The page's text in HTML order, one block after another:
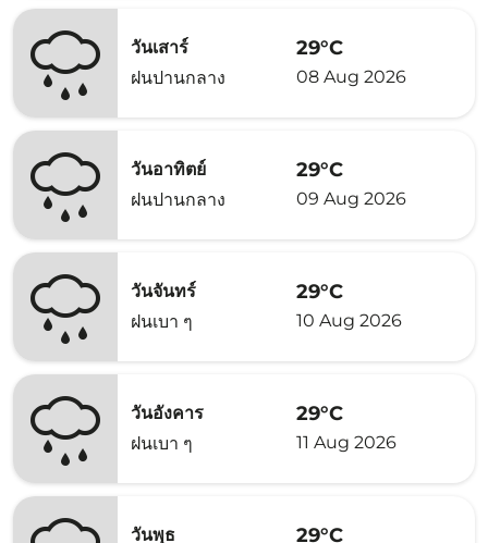
วันเสาร์
ฝนปานกลาง
29°C
08 Aug 2026
วันอาทิตย์
ฝนปานกลาง
29°C
09 Aug 2026
วันจันทร์
ฝนเบา ๆ
29°C
10 Aug 2026
วันอังคาร
ฝนเบา ๆ
29°C
11 Aug 2026
วันพุธ
29°C